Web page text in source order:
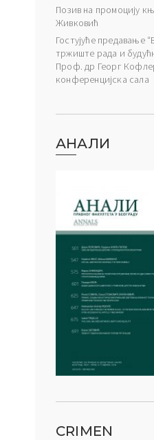
Позив на промоцију
Живковић
Гостујуће предавање
тржиште рада и
Проф. др Георг
конференцијска сала
АНАЛИ
CRIMEN